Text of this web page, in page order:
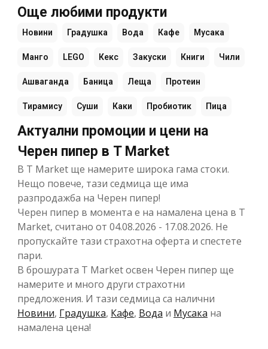
Още любими продукти
Новини Градушка Вода Кафе Мусака
Манго LEGO Кекс Закуски Книги Чили
Ашваганда Баница Леща Протеин
Тирамису Суши Каки Пробиотик Пица
Актуални промоции и цени на
Черен пипер в T Market
В T Market ще намерите широка гама стоки.
Нещо повече, тази седмица ще има
разпродажба на Черен пипер!
Черен пипер в момента е на намалена цена в T
Market, считано от 04.08.2026 - 17.08.2026. Не
пропускайте тази страхотна оферта и спестете
пари.
В брошурата T Market освен Черен пипер ще
намерите и много други страхотни
предложения. И тази седмица са налични
Новини, Градушка, Кафе, Вода и Мусака на
намалена цена!